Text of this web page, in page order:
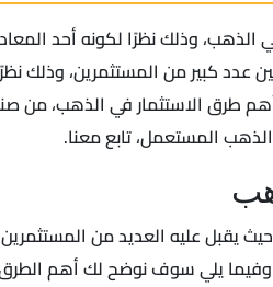
وذلك نظرًا لكونه أحد
عدد كبير من المستثمرين، وذلك
الاستثمار في الذهب، من
المستعمل، تابع معنا.
يقبل عليه العديد من
وفيما يلي سوف نوضح لك أهم